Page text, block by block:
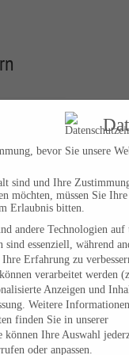
Jahre. Herzlichen
enger Konjunktion
Rücksicht auf Verluste
am Anfang der
Hamburg, D
in Essen. Da war
denn immer
an. Bereits 1965
Mit dem
bevor Sie unsere
sind und Ihre
möchten, müssen Sie Ihre
Erlaubnis bitten.
andere Technologien auf
essenziell, während
Erfahrung zu
verarbeitet werden
Anzeigen und
Weitere
finden Sie in unserer
können Ihre Auswahl
oder anpassen.